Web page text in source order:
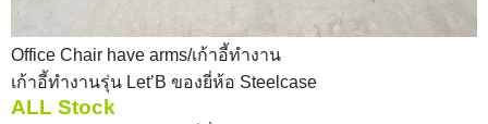
Office Chair have arms/เก้าอี้ทำงาน
เก้าอี้ทำงานรุ่น Let’B ของยี่ห้อ Steelcase
ALL Stock